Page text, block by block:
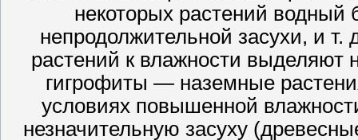
некоторых растений водный
непродолжительной засухи, и
растений к влажности выделяют
гигрофиты — наземные
условиях повышенной
незначительную засуху